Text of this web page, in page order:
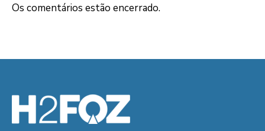
Os comentários estão encerrado.